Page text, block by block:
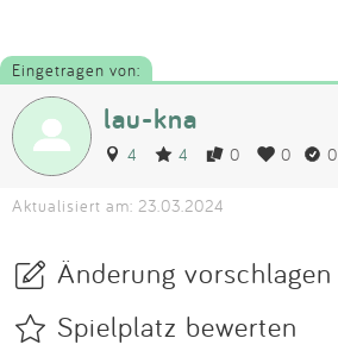
Eingetragen von:
lau-kna
4 4 0 0 0
Aktualisiert am: 23.03.2024
Änderung vorschlagen
Spielplatz bewerten